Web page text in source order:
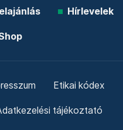
Hírlevelek
Etikai kódex
tájékoztató